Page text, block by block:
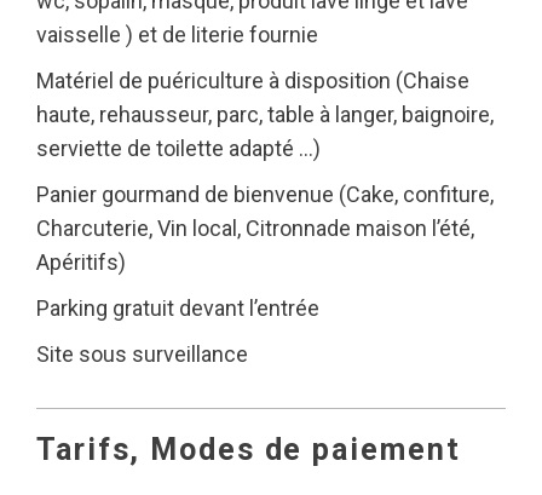
vaisselle ) et de literie fournie
Matériel de puériculture à disposition (Chaise
haute, rehausseur, parc, table à langer, baignoire,
serviette de toilette adapté …)
Panier gourmand de bienvenue (Cake, confiture,
Charcuterie, Vin local, Citronnade maison l’été,
Apéritifs)
Parking gratuit devant l’entrée
Site sous surveillance
Tarifs, Modes de paiement